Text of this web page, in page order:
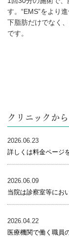
076-
す。“EMS”をより
下脂肪だけでなく
です。
クリニックか
2026.06.23
詳しくは料金ページ
2026.06.09
当院は診察室等にお
2026.04.22
医療機関で働く職員